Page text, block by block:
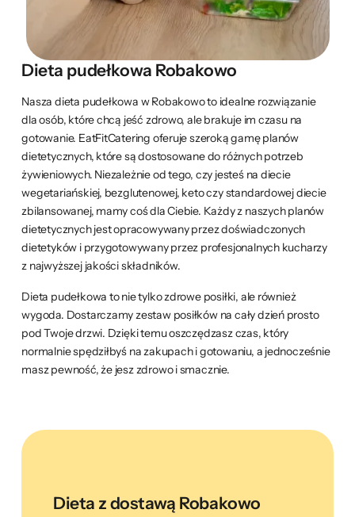
Dieta pudełkowa Robakowo
Nasza dieta pudełkowa w Robakowo to idealne rozwiązanie
dla osób, które chcą jeść zdrowo, ale brakuje im czasu na
gotowanie. EatFitCatering oferuje szeroką gamę planów
dietetycznych, które są dostosowane do różnych potrzeb
żywieniowych. Niezależnie od tego, czy jesteś na diecie
wegetariańskiej, bezglutenowej, keto czy standardowej diecie
zbilansowanej, mamy coś dla Ciebie. Każdy z naszych planów
dietetycznych jest opracowywany przez doświadczonych
dietetyków i przygotowywany przez profesjonalnych kucharzy
z najwyższej jakości składników.
Dieta pudełkowa to nie tylko zdrowe posiłki, ale również
wygoda. Dostarczamy zestaw posiłków na cały dzień prosto
pod Twoje drzwi. Dzięki temu oszczędzasz czas, który
normalnie spędziłbyś na zakupach i gotowaniu, a jednocześnie
masz pewność, że jesz zdrowo i smacznie.
Dieta z dostawą Robakowo